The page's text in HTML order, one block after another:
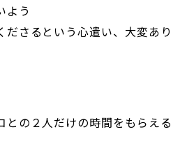
よう
ださるという心遣い、大変あり
との２人だけの時間をもらえる